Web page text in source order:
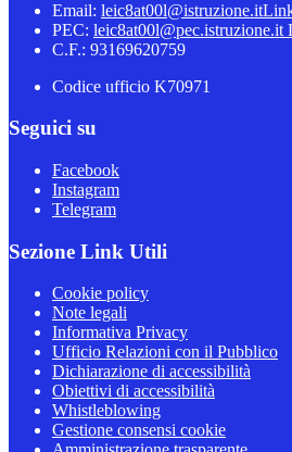
Email: leic8at00l@istruzione.it
PEC: leic8at00l@pec.istruzione.it
C.F.: 93169620759
Codice ufficio K70971
Seguici su
Facebook
Instagram
Telegram
Sezione Link Utili
Cookie policy
Note legali
Informativa Privacy
Ufficio Relazioni con il Pubblico
Dichiarazione di accessibilità
Obiettivi di accessibilità
Whistleblowing
Gestione consensi cookie